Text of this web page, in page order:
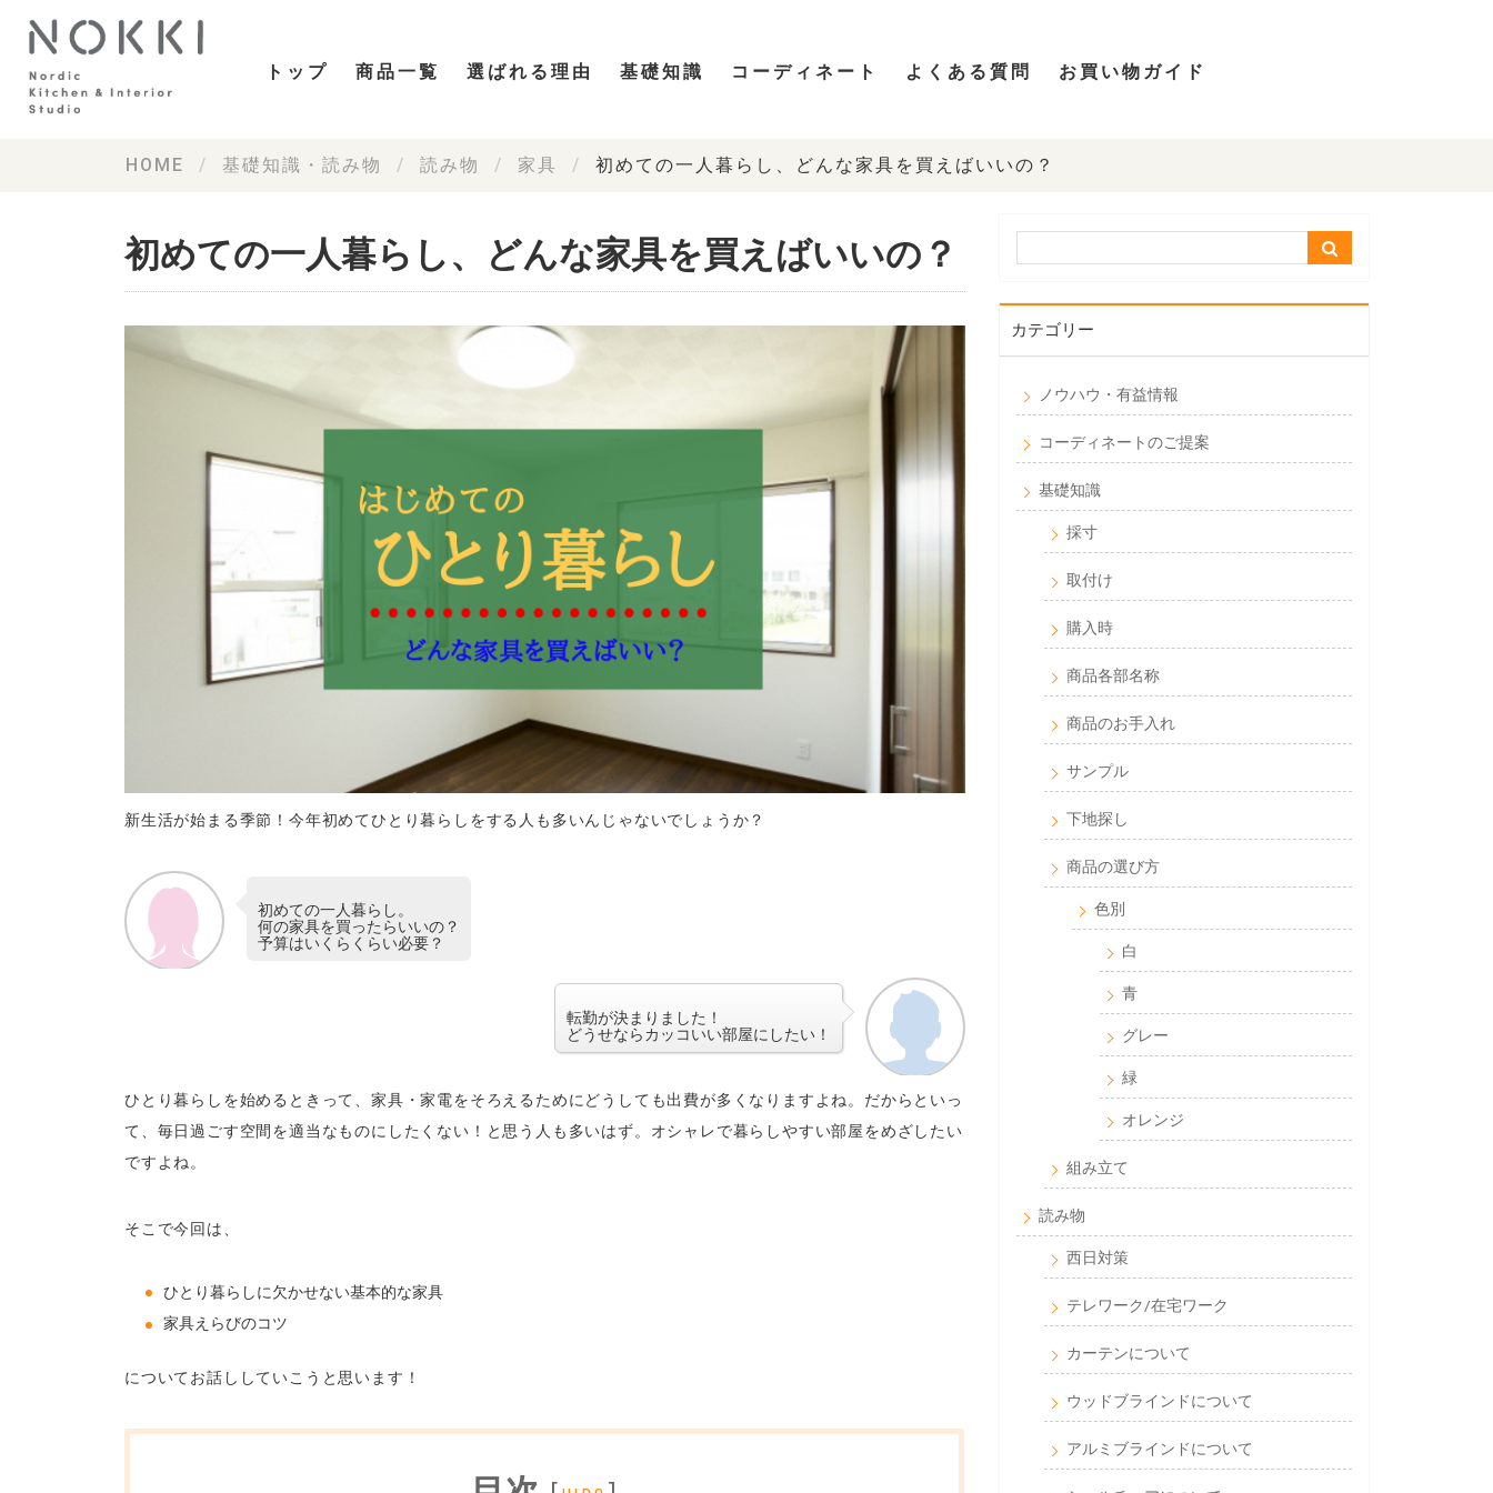
トップ 商品一覧 選ばれる理由 基礎知識 コーディネート よくある質問 お買い物ガイド
HOME 基礎知識・読み物 読み物 家具 初めての一人暮らし、どんな家具を買えばいいの？
初めての一人暮らし、どんな家具を買えばいいの？
新生活が始まる季節！今年初めてひとり暮らしをする人も多いんじゃないでしょうか？
初めての一人暮らし。
何の家具を買ったらいいの？
予算はいくらくらい必要？
転勤が決まりました！
どうせならカッコいい部屋にしたい！
ひとり暮らしを始めるときって、家具・家電をそろえるためにどうしても出費が多くなりますよね。だからといっ
て、毎日過ごす空間を適当なものにしたくない！と思う人も多いはず。オシャレで暮らしやすい部屋をめざしたい
ですよね。
そこで今回は、
ひとり暮らしに欠かせない基本的な家具
家具えらびのコツ
についてお話ししていこうと思います！
カテゴリー
ノウハウ・有益情報
コーディネートのご提案
基礎知識
採寸
取付け
購入時
商品各部名称
商品のお手入れ
サンプル
下地探し
商品の選び方
色別
白
青
グレー
緑
オレンジ
組み立て
読み物
西日対策
テレワーク/在宅ワーク
カーテンについて
ウッドブラインドについて
アルミブラインドについて